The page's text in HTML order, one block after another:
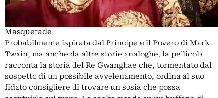
Masquerade
Probabilmente ispirata dal Principe e il Povero di Mark
Twain, ma anche da altre storie analoghe, la pellicola
racconta la storia del Re Gwanghae che, tormentato dal
sospetto di un possibile avvelenamento, ordina al suo
fidato consigliere di trovare un sosia che possa